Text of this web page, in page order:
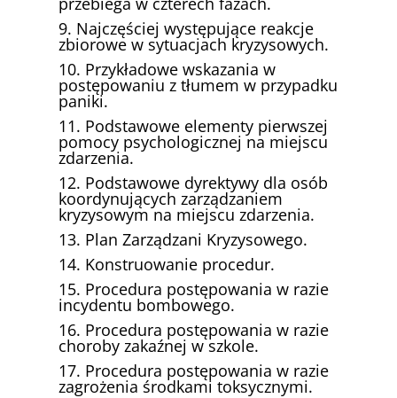
9. Najczęściej występujące reakcje
zbiorowe w sytuacjach kryzysowych.
10. Przykładowe wskazania w
postępowaniu z tłumem w przypadku
paniki.
11. Podstawowe elementy pierwszej
pomocy psychologicznej na miejscu
zdarzenia.
12. Podstawowe dyrektywy dla osób
koordynujących zarządzaniem
kryzysowym na miejscu zdarzenia.
13. Plan Zarządzani Kryzysowego.
14. Konstruowanie procedur.
15. Procedura postępowania w razie
incydentu bombowego.
16. Procedura postępowania w razie
choroby zakaźnej w szkole.
17. Procedura postępowania w razie
zagrożenia środkami toksycznymi.